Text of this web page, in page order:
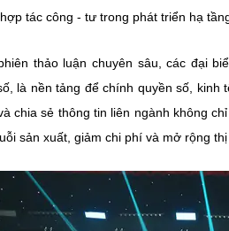
tác công - tư trong phát triển hạ
thảo luận chuyên sâu, các đại
là nền tảng để chính quyền số,
chia sẻ thông tin liên ngành không
sản xuất, giảm chi phí và mở rộng thị